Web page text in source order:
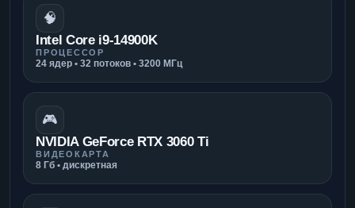
🧠
Intel Core i9-14900K
ПРОЦЕССОР
24 ядер • 32 потоков • 3200 МГц
🎮
NVIDIA GeForce RTX 3060 Ti
ВИДЕОКАРТА
8 Гб • дискретная